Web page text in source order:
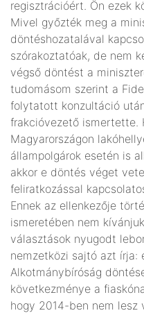
regisztrációért. Ön ezek
Mivel győzték meg a
döntéshozatalával
szórakoztatóak, de nem
végső döntést a
tudomásom szerint a
folytatott konzultáció
frakcióvezető ismertette.
Magyarországon
állampolgárok esetén is
akkor e döntés véget
feliratkozással
Ennek az ellenkezője
ismeretében nem
választások nyugodt
nemzetközi sajtó azt írja:
Alkotmánybíróság
következménye a
hogy 2014-ben nem lesz